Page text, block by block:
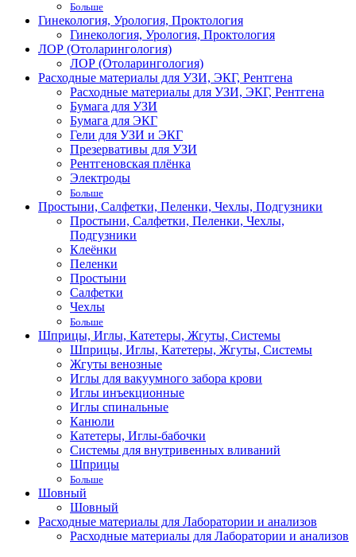
Больше
Гинекология, Урология, Проктология
Гинекология, Урология, Проктология
ЛОР (Отоларингология)
ЛОР (Отоларингология)
Расходные материалы для УЗИ, ЭКГ, Рентгена
Расходные материалы для УЗИ, ЭКГ, Рентгена
Бумага для УЗИ
Бумага для ЭКГ
Гели для УЗИ и ЭКГ
Презервативы для УЗИ
Рентгеновская плёнка
Электроды
Больше
Простыни, Салфетки, Пеленки, Чехлы, Подгузники
Простыни, Салфетки, Пеленки, Чехлы,
Подгузники
Клеёнки
Пеленки
Простыни
Салфетки
Чехлы
Больше
Шприцы, Иглы, Катетеры, Жгуты, Системы
Шприцы, Иглы, Катетеры, Жгуты, Системы
Жгуты венозные
Иглы для вакуумного забора крови
Иглы инъекционные
Иглы спинальные
Канюли
Катетеры, Иглы-бабочки
Системы для внутривенных вливаний
Шприцы
Больше
Шовный
Шовный
Расходные материалы для Лаборатории и анализов
Расходные материалы для Лаборатории и анализов